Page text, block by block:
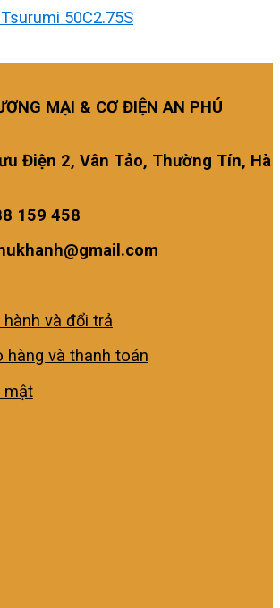
50C2.75S
MẠI & CƠ ĐIỆN AN PHÚ
Điện 2, Vân Tảo, Thường Tín, Hà
159 458
và đổi trả
hàng và thanh toán
mật